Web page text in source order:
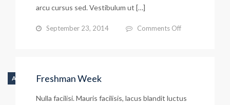
arcu cursus sed. Vestibulum ut […]
September 23, 2014 Comments Offon
AUDIO Freshman Week
Nulla facilisi. Mauris facilisis, lacus blandit luctus